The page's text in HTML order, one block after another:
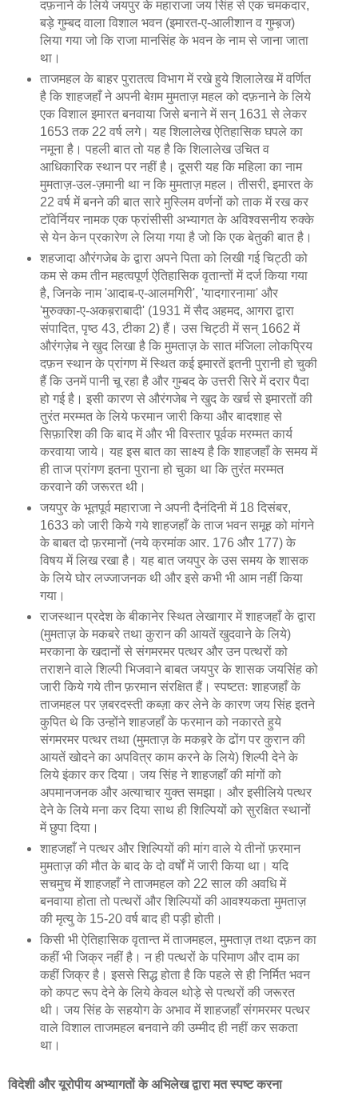
दफ़नाने के लिये जयपुर के महाराजा जय सिंह से एक चमकदार,
बड़े गुम्बद वाला विशाल भवन (इमारत-ए-आलीशान व गुम्ब़ज)
लिया गया जो कि राजा मानसिंह के भवन के नाम से जाना जाता
था।
ताजमहल के बाहर पुरातत्व विभाग में रखे हुये शिलालेख में वर्णित
है कि शाहजहाँ ने अपनी बेग़म मुमताज़ महल को दफ़नाने के लिये
एक विशाल इमारत बनवाया जिसे बनाने में सन् 1631 से लेकर
1653 तक 22 वर्ष लगे। यह शिलालेख ऐतिहासिक घपले का
नमूना है। पहली बात तो यह है कि शिलालेख उचित व
आधिकारिक स्थान पर नहीं है। दूसरी यह कि महिला का नाम
मुमताज़-उल-ज़मानी था न कि मुमताज़ महल। तीसरी, इमारत के
22 वर्ष में बनने की बात सारे मुस्लिम वर्णनों को ताक में रख कर
टॉवेर्नियर नामक एक फ्रांसीसी अभ्यागत के अविश्वसनीय रुक्के
से येन केन प्रकारेण ले लिया गया है जो कि एक बेतुकी बात है।
शहजादा औरंगजेब के द्वारा अपने पिता को लिखी गई चिट्ठी को
कम से कम तीन महत्वपूर्ण ऐतिहासिक वृतान्तों में दर्ज किया गया
है, जिनके नाम 'आदाब-ए-आलमगिरी', 'यादगारनामा' और
'मुरुक्का-ए-अकब़राबादी' (1931 में सैद अहमद, आगरा द्वारा
संपादित, पृष्ठ 43, टीका 2) हैं। उस चिट्ठी में सन् 1662 में
औरंगज़ेब ने खुद लिखा है कि मुमताज़ के सात मंजिला लोकप्रिय
दफ़न स्थान के प्रांगण में स्थित कई इमारतें इतनी पुरानी हो चुकी
हैं कि उनमें पानी चू रहा है और गुम्बद के उत्तरी सिरे में दरार पैदा
हो गई है। इसी कारण से औरंगजेब ने खुद के खर्च से इमारतों की
तुरंत मरम्मत के लिये फरमान जारी किया और बादशाह से
सिफ़ारिश की कि बाद में और भी विस्तार पूर्वक मरम्मत कार्य
करवाया जाये। यह इस बात का साक्ष्य है कि शाहजहाँ के समय में
ही ताज प्रांगण इतना पुराना हो चुका था कि तुरंत मरम्मत
करवाने की जरूरत थी।
जयपुर के भूतपूर्व महाराजा ने अपनी दैनंदिनी में 18 दिसंबर,
1633 को जारी किये गये शाहजहाँ के ताज भवन समूह को मांगने
के बाबत दो फ़रमानों (नये क्रमांक आर. 176 और 177) के
विषय में लिख रखा है। यह बात जयपुर के उस समय के शासक
के लिये घोर लज्जाजनक थी और इसे कभी भी आम नहीं किया
गया।
राजस्थान प्रदेश के बीकानेर स्थित लेखागार में शाहजहाँ के द्वारा
(मुमताज़ के मकबरे तथा कुरान की आयतें खुदवाने के लिये)
मरकाना के खदानों से संगमरमर पत्थर और उन पत्थरों को
तराशने वाले शिल्पी भिजवाने बाबत जयपुर के शासक जयसिंह को
जारी किये गये तीन फ़रमान संरक्षित हैं। स्पष्टतः शाहजहाँ के
ताजमहल पर ज़बरदस्ती कब्ज़ा कर लेने के कारण जय सिंह इतने
कुपित थे कि उन्होंने शाहजहाँ के फरमान को नकारते हुये
संगमरमर पत्थर तथा (मुमताज़ के मकब़रे के ढोंग पर कुरान की
आयतें खोदने का अपवित्र काम करने के लिये) शिल्पी देने के
लिये इंकार कर दिया। जय सिंह ने शाहजहाँ की मांगों को
अपमानजनक और अत्याचार युक्त समझा। और इसीलिये पत्थर
देने के लिये मना कर दिया साथ ही शिल्पियों को सुरक्षित स्थानों
में छुपा दिया।
शाहजहाँ ने पत्थर और शिल्पियों की मांग वाले ये तीनों फ़रमान
मुमताज़ की मौत के बाद के दो वर्षों में जारी किया था। यदि
सचमुच में शाहजहाँ ने ताजमहल को 22 साल की अवधि में
बनवाया होता तो पत्थरों और शिल्पियों की आवश्यकता मुमताज़
की मृत्यु के 15-20 वर्ष बाद ही पड़ी होती।
किसी भी ऐतिहासिक वृतान्त में ताजमहल, मुमताज़ तथा दफ़न का
कहीं भी जिक्र नहीं है। न ही पत्थरों के परिमाण और दाम का
कहीं जिक्र है। इससे सिद्ध होता है कि पहले से ही निर्मित भवन
को कपट रूप देने के लिये केवल थोड़े से पत्थरों की जरूरत
थी। जय सिंह के सहयोग के अभाव में शाहजहाँ संगमरमर पत्थर
वाले विशाल ताजमहल बनवाने की उम्मीद ही नहीं कर सकता
था।
विदेशी और यूरोपीय अभ्यागतों के अभिलेख द्वारा मत स्‍पष्‍ट करना